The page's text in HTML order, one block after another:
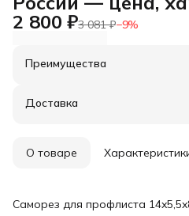
2 800 ₽3 081 ₽−9%
Преимущества
Оплата частями в Сплит
Удобный возврат
Доставка
О товаре
Саморез для профлиста